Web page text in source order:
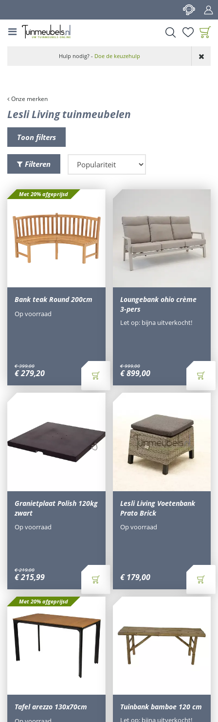
Onze merken
aan wensenlijst
Hulp nodig? - Doe de keuzehulp
Lesli Living tuinmeubelen
Toon filters
Filteren
Met 20% afgeprijsd
Bank teak Round 200cm
€ 399,00
€279,20
Op voorraad
Loungebank ohio crème
3-pers
€ 999,00
€ 899,00
Let op: bijna uitverkocht!
Granietplaat Polish 120kg
zwart
€ 219,00
€215,99
Op voorraad
Lesli Living Voetenbank
Prato Brick
€ 179,00
Op voorraad
Met 20% afgeprijsd
Tafel arezzo 130x70cm Tuinbank bamboe 120 cm
Let op: bijna uitverkocht!